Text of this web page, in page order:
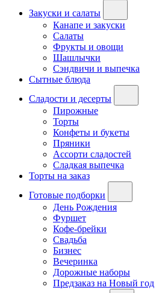
Закуски и салаты
Канапе и закуски
Салаты
Фрукты и овощи
Шашлычки
Сэндвичи и выпечка
Сытные блюда
Сладости и десерты
Пирожные
Торты
Конфеты и букеты
Пряники
Ассорти сладостей
Сладкая выпечка
Торты на заказ
Готовые подборки
День Рождения
Фуршет
Кофе-брейки
Свадьба
Бизнес
Вечеринка
Дорожные наборы
Предзаказ на Новый год